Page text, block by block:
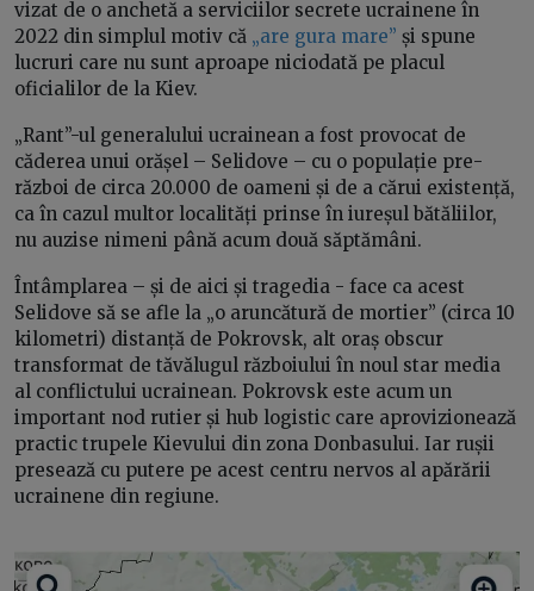
vizat de o anchetă a serviciilor secrete ucrainene în
2022 din simplul motiv că „are gura mare” și spune
lucruri care nu sunt aproape niciodată pe placul
oficialilor de la Kiev.
„Rant”-ul generalului ucrainean a fost provocat de
căderea unui orășel – Selidove – cu o populație pre-
război de circa 20.000 de oameni și de a cărui existență,
ca în cazul multor localități prinse în iureșul bătăliilor,
nu auzise nimeni până acum două săptămâni.
Întâmplarea – și de aici și tragedia - face ca acest
Selidove să se afle la „o aruncătură de mortier” (circa 10
kilometri) distanță de Pokrovsk, alt oraș obscur
transformat de tăvălugul războiului în noul star media
al conflictului ucrainean. Pokrovsk este acum un
important nod rutier și hub logistic care aprovizionează
practic trupele Kievului din zona Donbasului. Iar rușii
presează cu putere pe acest centru nervos al apărării
ucrainene din regiune.